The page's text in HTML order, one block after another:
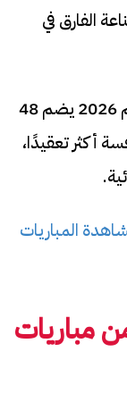
الفارق في
لكن الطريق لن يكون سهلًا، لأن كأس العالم 2026 يضم 48
أكثر تعقيدًا،
المباريات
مباريات